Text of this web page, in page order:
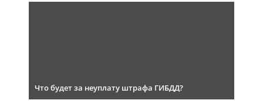
Что будет за неуплату штрафа ГИБДД?